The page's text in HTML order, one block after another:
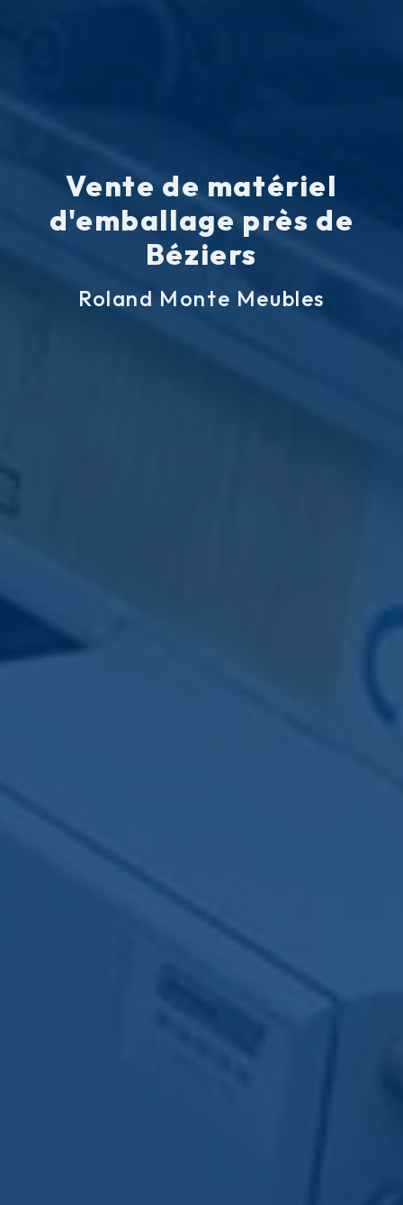
Vente de matériel
d'emballage près de
Béziers
Roland Monte Meubles